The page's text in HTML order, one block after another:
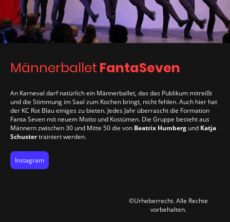
MännerballetFantaSeven
An Karneval darf natürlich ein Männerballet, das das Publikum mitreißt
und die Stimmung im Saal zum Kochen bringt, nicht fehlen. Auch hier hat
der KC Rot Blau einiges zu bieten. Jedes Jahr überrascht die Formation
Fanta Seven mit neuem Motto und Kostümen. Die Gruppe besteht aus
Männern zwischen 30 und Mitte 50 die von Beatrix Humberg und Katja
Schustertrainiert werden.
Instagram
©Urheberrecht. Alle Rechte
vorbehalten.